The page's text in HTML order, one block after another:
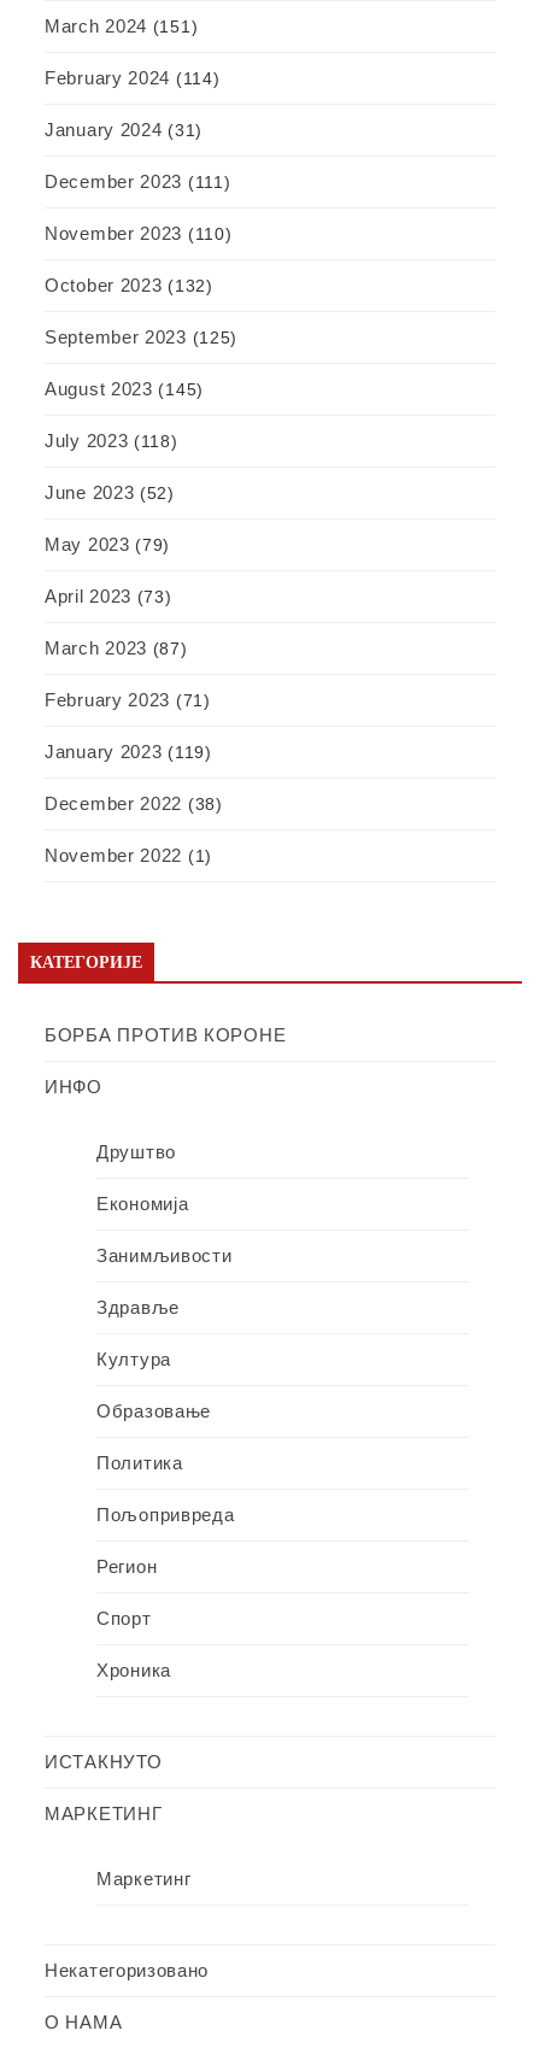
March 2024 (151)
February 2024 (114)
January 2024 (31)
December 2023 (111)
November 2023 (110)
October 2023 (132)
September 2023 (125)
August 2023 (145)
July 2023 (118)
June 2023 (52)
May 2023 (79)
April 2023 (73)
March 2023 (87)
February 2023 (71)
January 2023 (119)
December 2022 (38)
November 2022 (1)
КАТЕГОРИЈЕ
БОРБА ПРОТИВ КОРОНЕ
ИНФО
Друштво
Економија
Занимљивости
Здравље
Култура
Образовање
Политика
Пољопривреда
Регион
Спорт
Хроника
ИСТАКНУТО
МАРКЕТИНГ
Маркетинг
Некатегоризовано
О НАМА